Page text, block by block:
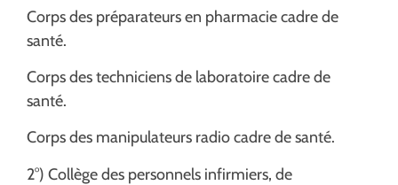
Corps des préparateurs en pharmacie cadre de
santé.
Corps des techniciens de laboratoire cadre de
santé.
Corps des manipulateurs radio cadre de santé.
2°) Collège des personnels infirmiers, de